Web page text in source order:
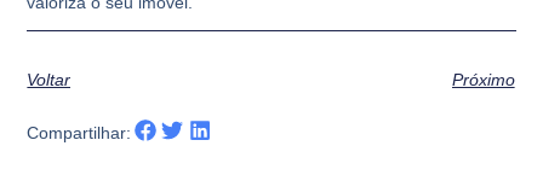
Voltar Próximo
Compartilhar: